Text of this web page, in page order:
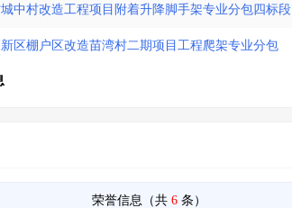
中村改造工程项目附着升降脚手架专业分包四标段
区棚户区改造苗湾村二期项目工程爬架专业分包
荣誉信息（共 6条）